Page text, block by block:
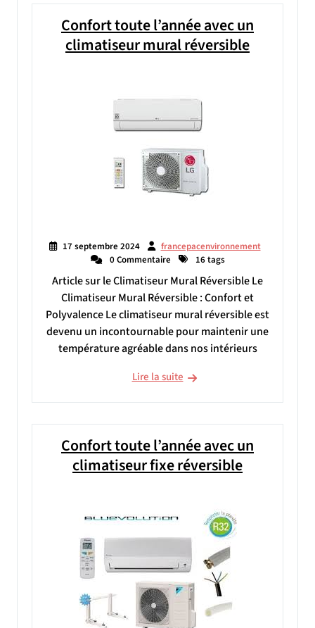
Confort toute l’année avec un
climatiseur mural réversible
17 septembre 2024
francepacenvironnement
0 Commentaire
16 tags
Article sur le Climatiseur Mural Réversible Le
Climatiseur Mural Réversible : Confort et
Polyvalence Le climatiseur mural réversible est
devenu un incontournable pour maintenir une
température agréable dans nos intérieurs
Lire la suite
Confort toute l’année avec un
climatiseur fixe réversible